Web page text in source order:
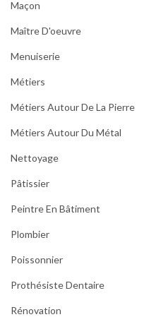
Maçon
Maître D'oeuvre
Menuiserie
Métiers
Métiers Autour De La Pierre
Métiers Autour Du Métal
Nettoyage
Pâtissier
Peintre En Bâtiment
Plombier
Poissonnier
Prothésiste Dentaire
Rénovation